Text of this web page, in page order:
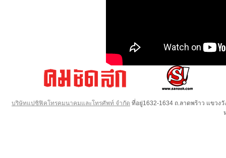
บริษัทแปซิฟิคโทรคมนาคมและโทรศัพท์ จำกัด ที่อยู่1632-1634 ถ.ลาดพร้าว แขวง